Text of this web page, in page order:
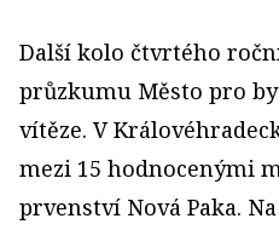
Další kolo čtvrtého
průzkumu Město pro
vítěze. V
mezi 15 hodnocenými
prvenství Nová Paka.